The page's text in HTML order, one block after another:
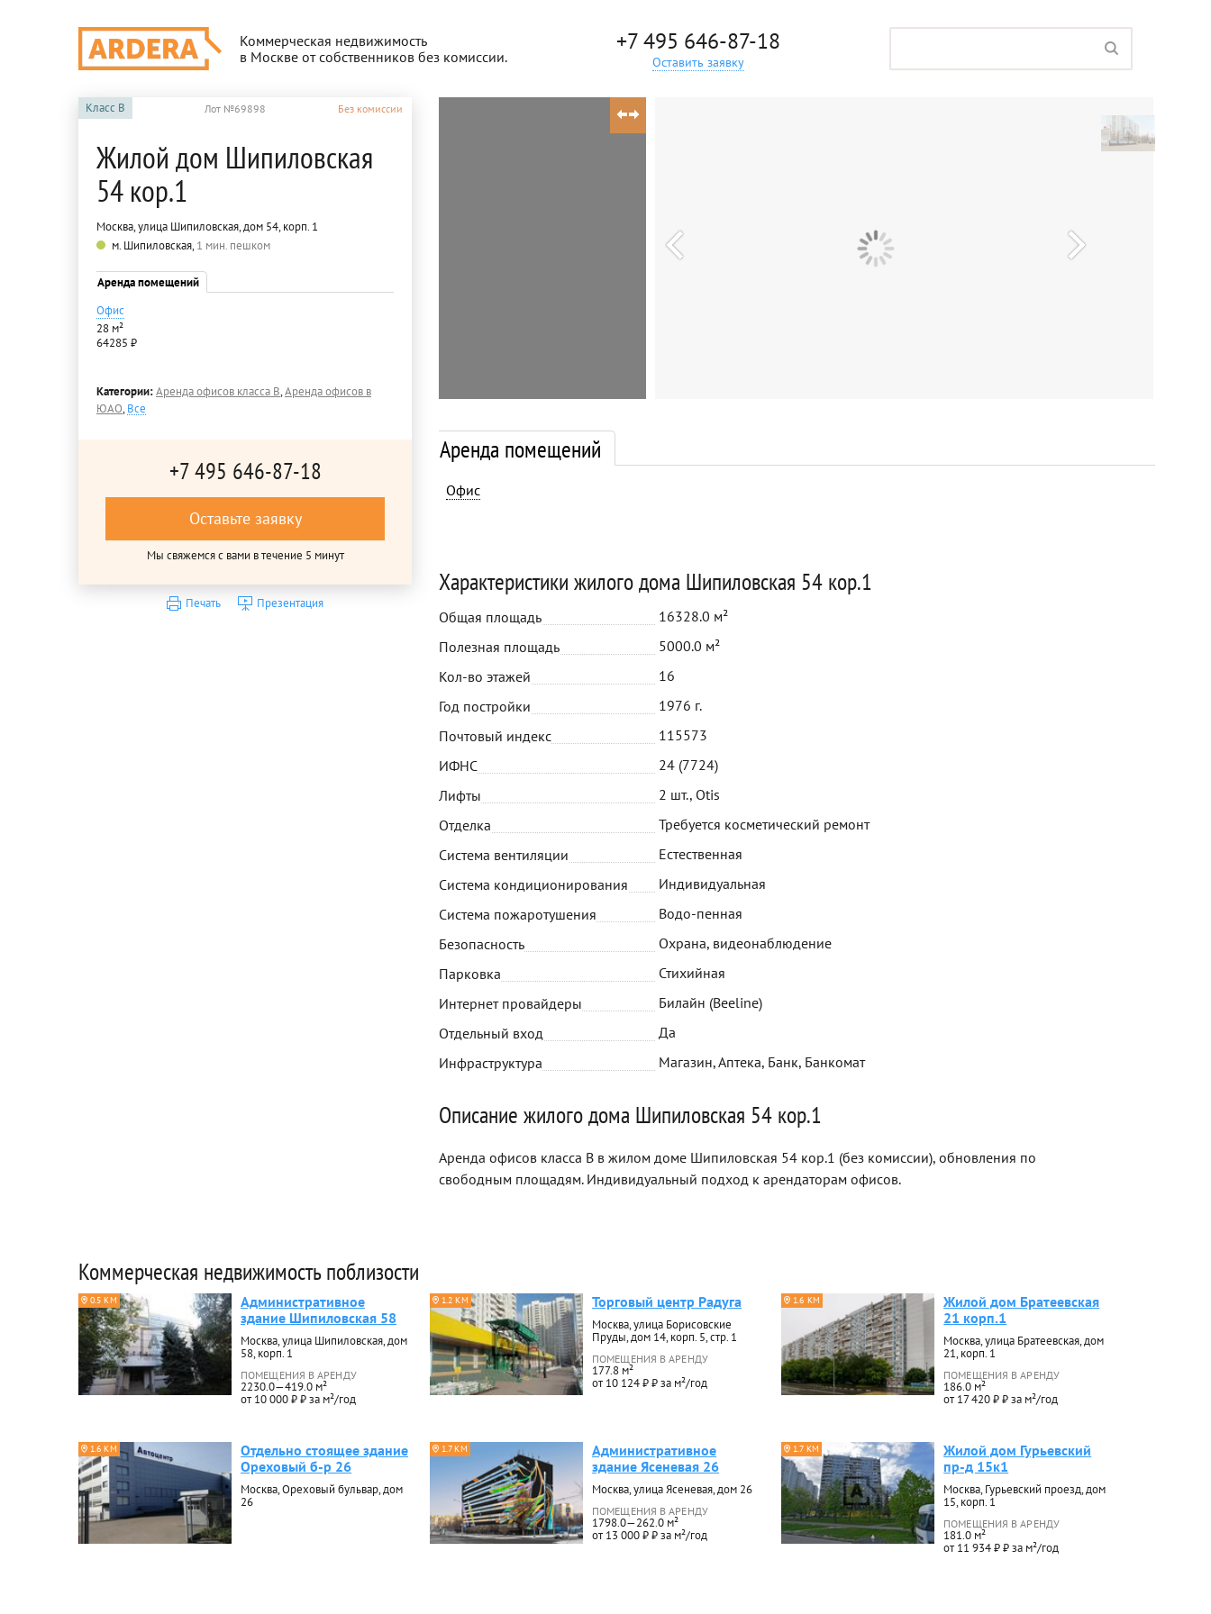
Коммерческая недвижимость
в Москве от собственников без комиссии.
+7 495 646-87-18
Оставить заявку
Класс B Лот №69898 Без комиссии
Жилой дом Шипиловская
54 кор.1
Москва, улица Шипиловская, дом 54, корп. 1
м. Шипиловская,1 мин. пешком
Аренда помещений
Офис
28 м²
64285 ₽
Категории:Аренда офисов класса B,Аренда офисов в
ЮАО,Все
+7 495 646-87-18
Оставьте заявку
Мы свяжемся с вами в течение 5 минут
Печать Презентация
Аренда помещений
Офис
Характеристики жилого дома Шипиловская 54 кор.1
Общая площадь
16328.0 м²
Полезная площадь
5000.0 м²
Кол-во этажей
16
Год постройки
1976 г.
Почтовый индекс
115573
ИФНС
24 (7724)
Лифты
2 шт., Otis
Отделка
Требуется косметический ремонт
Система вентиляции
Естественная
Система кондиционирования
Индивидуальная
Система пожаротушения
Водо-пенная
Безопасность
Охрана, видеонаблюдение
Парковка
Стихийная
Интернет провайдеры
Билайн (Beeline)
Отдельный вход
Да
Инфраструктура
Магазин, Аптека, Банк, Банкомат
Описание жилого дома Шипиловская 54 кор.1
Аренда офисов класса B в жилом доме Шипиловская 54 кор.1 (без комиссии), обновления по
свободным площадям. Индивидуальный подход к арендаторам офисов.
Коммерческая недвижимость поблизости
0.5 КМ
Административное
здание Шипиловская 58
Москва, улица Шипиловская, дом
58, корп. 1
ПОМЕЩЕНИЯ В АРЕНДУ
2230.0—419.0 м²
от 10 000 ₽ ₽ за м²/год
1.2 КМ Торговый центр Радуга
Москва, улица Борисовские
Пруды, дом 14, корп. 5, стр. 1
ПОМЕЩЕНИЯ В АРЕНДУ
177.8 м²
от 10 124 ₽ ₽ за м²/год
1.6 КМ
Жилой дом Братеевская
21 корп.1
Москва, улица Братеевская, дом
21, корп. 1
ПОМЕЩЕНИЯ В АРЕНДУ
186.0 м²
от 17 420 ₽ ₽ за м²/год
1.6 КМ
Отдельно стоящее здание
Ореховый б-р 26
Москва, Ореховый бульвар, дом
26
1.7 КМ
Административное
здание Ясеневая 26
Москва, улица Ясеневая, дом 26
ПОМЕЩЕНИЯ В АРЕНДУ
1798.0—262.0 м²
от 13 000 ₽ ₽ за м²/год
1.7 КМ
Жилой дом Гурьевский
пр-д 15к1
Москва, Гурьевский проезд, дом
15, корп. 1
ПОМЕЩЕНИЯ В АРЕНДУ
181.0 м²
от 11 934 ₽ ₽ за м²/год